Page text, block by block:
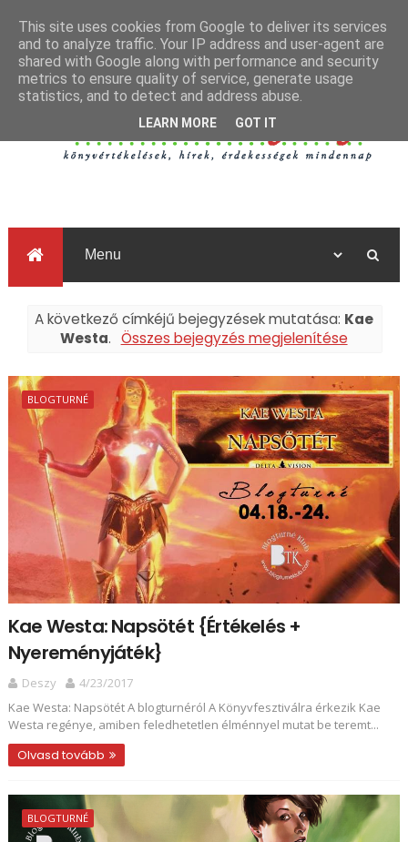
A következő címkéjű bejegyzések mutatása: Kae
Westa. Összes bejegyzés megjelenítése
BLOGTURNÉ
Kae Westa: Napsötét {Értékelés +
Nyereményjáték}
Deszy
4/23/2017
Kae Westa: Napsötét A blogturnéról A Könyvfesztiválra érkezik Kae
Westa regénye, amiben feledhetetlen élménnyel mutat be teremt...
Olvasd tovább
BLOGTURNÉ
This site uses cookies from Google to deliver its services
and to analyze traffic. Your IP address and user-agent are
shared with Google along with performance and security
metrics to ensure quality of service, generate usage
statistics, and to detect and address abuse.
LEARN MORE GOT IT